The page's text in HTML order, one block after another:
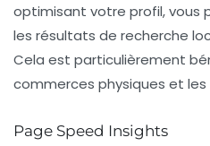
optimisant votre profil, vous
les résultats de recherche
Cela est particulièrement
commerces physiques et les
Page Speed Insights